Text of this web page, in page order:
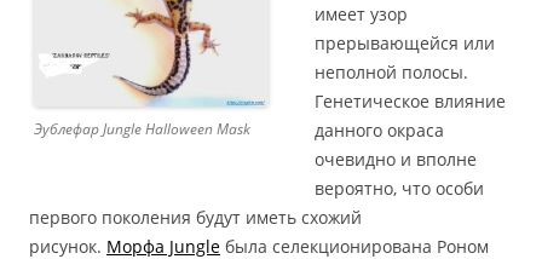
Эублефар Jungle Halloween Mask
имеет узор
прерывающейся или
неполной полосы.
Генетическое влияние
данного окраса
очевидно и вполне
вероятно, что особи
первого поколения будут иметь схожий
рисунок. Морфа Jungle была селекционирована Роном